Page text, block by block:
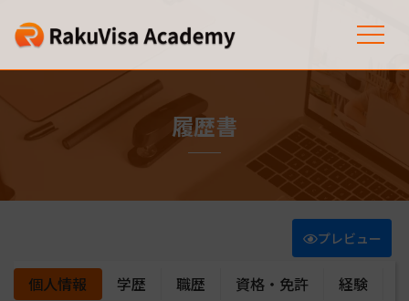
履歴書
プレビュー
個人情報 学歴 職歴 資格・免許
経験